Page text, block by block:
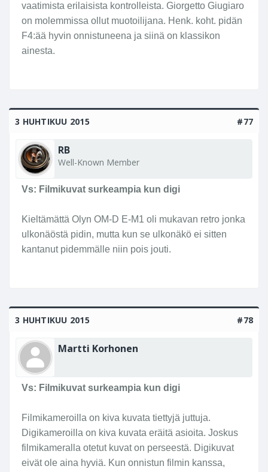
vaatimista erilaisista kontrolleista. Giorgetto Giugiaro
on molemmissa ollut muotoilijana. Henk. koht. pidän
F4:ää hyvin onnistuneena ja siinä on klassikon
ainesta.
3 HUHTIKUU 2015 #77
RB
Well-Known Member
Vs: Filmikuvat surkeampia kun digi
Kieltämättä Olyn OM-D E-M1 oli mukavan retro jonka
ulkonäöstä pidin, mutta kun se ulkonäkö ei sitten
kantanut pidemmälle niin pois jouti.
3 HUHTIKUU 2015 #78
Martti Korhonen
Vs: Filmikuvat surkeampia kun digi
Filmikameroilla on kiva kuvata tiettyjä juttuja.
Digikameroilla on kiva kuvata eräitä asioita. Joskus
filmikameralla otetut kuvat on perseestä. Digikuvat
eivät ole aina hyviä. Kun onnistun filmin kanssa,